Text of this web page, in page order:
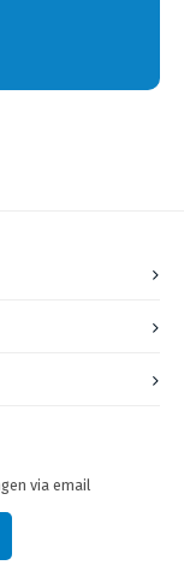
via email